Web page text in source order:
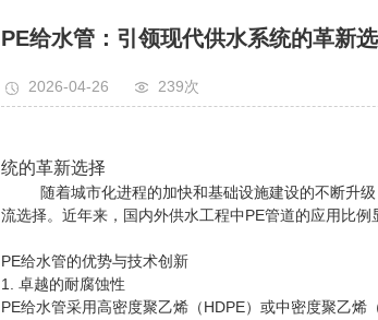
PE给水管：引领现代供水系统的革新
2026-04-26 239次
统的革新选择
随着城市化进程的加快和基础设施建设的不断升级
流选择。近年来，国内外供水工程中PE管道的应用比
PE给水管的优势与技术创新
1. 卓越的耐腐蚀性
PE给水管采用高密度聚乙烯（HDPE）或中密度聚乙